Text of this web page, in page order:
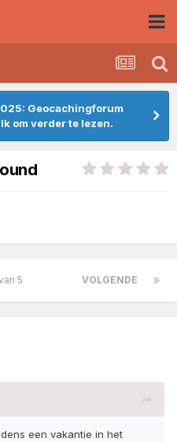
Geocachingforum
om verder te lezen.
VOLGENDE
5
een vakantie in het